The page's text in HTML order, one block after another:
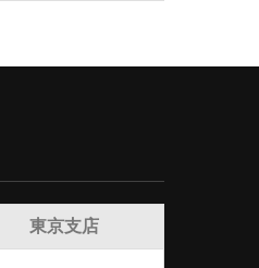
東京支店